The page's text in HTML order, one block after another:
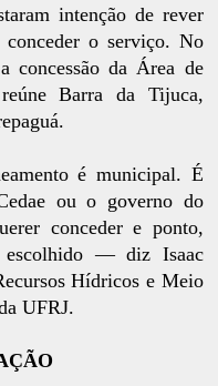
intenção de rever
conceder o serviço. No
concessão da Área de
Barra da Tijuca,
é municipal. É
ou o governo do
conceder e ponto,
escolhido — diz Isaac
Hídricos e Meio
UFRJ.